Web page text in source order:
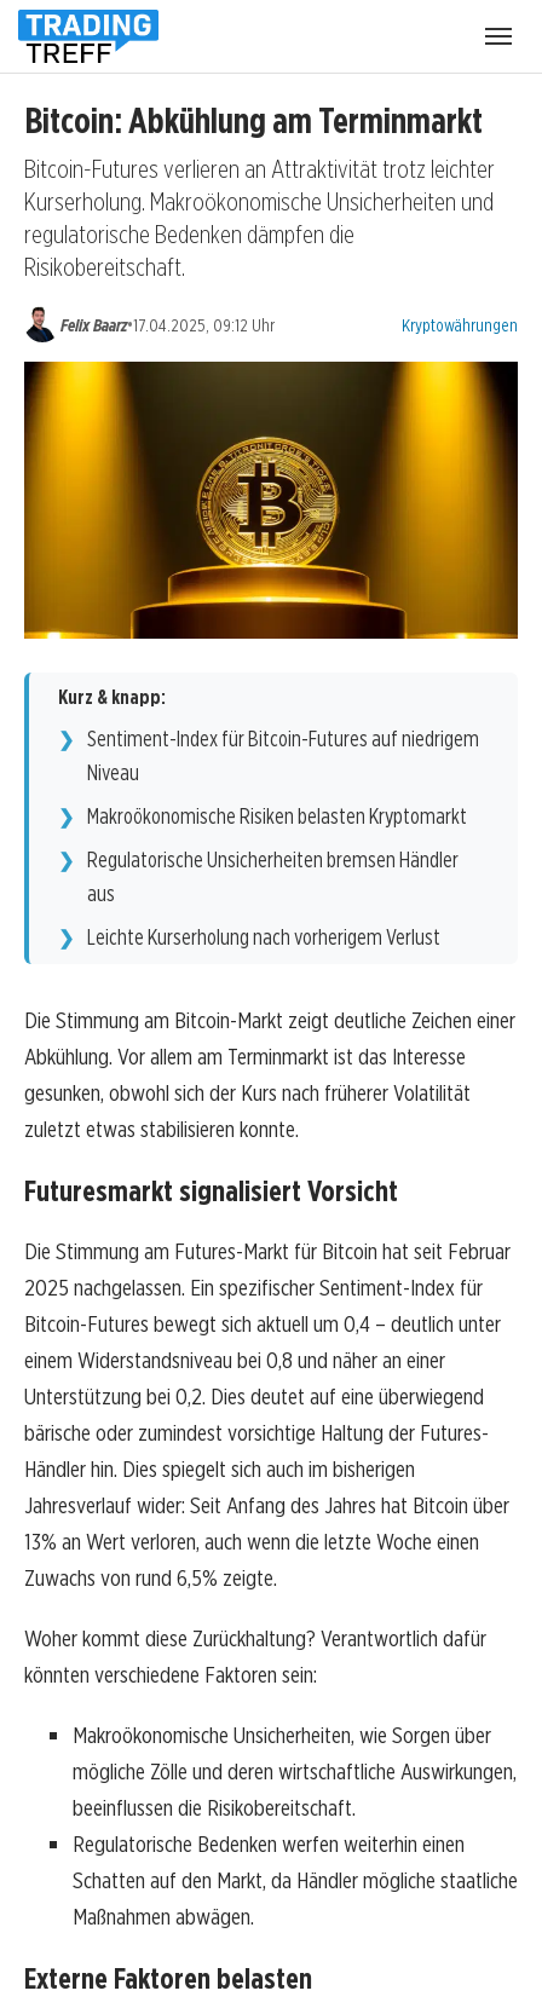
Bitcoin: Abkühlung am Terminmarkt
Bitcoin-Futures verlieren an Attraktivität trotz leichter
Kurserholung. Makroökonomische Unsicherheiten und
regulatorische Bedenken dämpfen die
Risikobereitschaft.
Felix Baarz•17.04.2025, 09:12 Uhr Kategorien:
Kryptowährungen
Kurz & knapp:
Sentiment-Index für Bitcoin-Futures auf niedrigem
Niveau
Makroökonomische Risiken belasten Kryptomarkt
Regulatorische Unsicherheiten bremsen Händler
aus
Leichte Kurserholung nach vorherigem Verlust
Die Stimmung am Bitcoin-Markt zeigt deutliche Zeichen einer
Abkühlung. Vor allem am Terminmarkt ist das Interesse
gesunken, obwohl sich der Kurs nach früherer Volatilität
zuletzt etwas stabilisieren konnte.
Futuresmarkt signalisiert Vorsicht
Die Stimmung am Futures-Markt für Bitcoin hat seit Februar
2025 nachgelassen. Ein spezifischer Sentiment-Index für
Bitcoin-Futures bewegt sich aktuell um 0,4 – deutlich unter
einem Widerstandsniveau bei 0,8 und näher an einer
Unterstützung bei 0,2. Dies deutet auf eine überwiegend
bärische oder zumindest vorsichtige Haltung der Futures-
Händler hin. Dies spiegelt sich auch im bisherigen
Jahresverlauf wider: Seit Anfang des Jahres hat Bitcoin über
13% an Wert verloren, auch wenn die letzte Woche einen
Zuwachs von rund 6,5% zeigte.
Woher kommt diese Zurückhaltung? Verantwortlich dafür
könnten verschiedene Faktoren sein:
Makroökonomische Unsicherheiten, wie Sorgen über
mögliche Zölle und deren wirtschaftliche Auswirkungen,
beeinflussen die Risikobereitschaft.
Regulatorische Bedenken werfen weiterhin einen
Schatten auf den Markt, da Händler mögliche staatliche
Maßnahmen abwägen.
Externe Faktoren belasten